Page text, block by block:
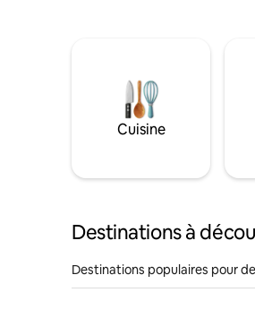
Cuisine
Destinations à
Destinations populaires pour